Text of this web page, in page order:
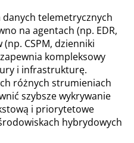
danych telemetrycznych
na agentach (np. EDR,
(np. CSPM, dzienniki
kompleksowy
i infrastrukturę.
różnych strumieniach
szybsze wykrywanie
i priorytetowe
hybrydowych